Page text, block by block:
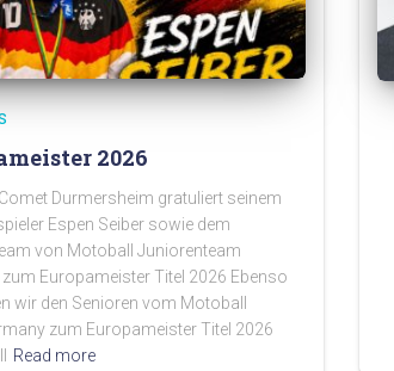
2026
Durmersheim gratuliert seinem
Espen Seiber sowie dem
von Motoball Juniorenteam
Europameister Titel 2026 Ebenso
wir den Senioren vom Motoball
zum Europameister Titel 2026
Read more